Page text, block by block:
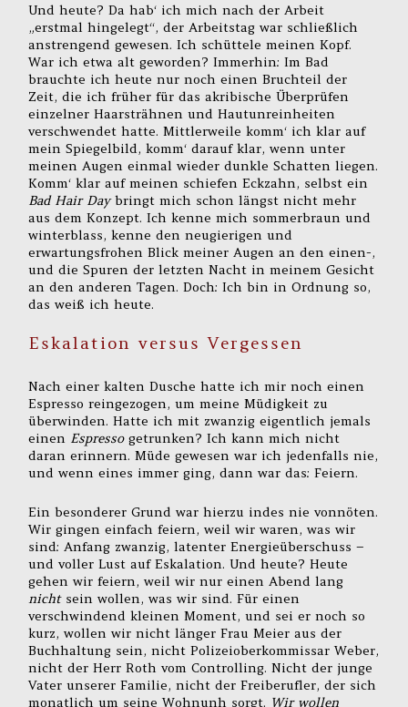
Und heute? Da hab‘ ich mich nach der Arbeit
„erstmal hingelegt“, der Arbeitstag war schließlich
anstrengend gewesen. Ich schüttele meinen Kopf.
War ich etwa alt geworden? Immerhin: Im Bad
brauchte ich heute nur noch einen Bruchteil der
Zeit, die ich früher für das akribische Überprüfen
einzelner Haarsträhnen und Hautunreinheiten
verschwendet hatte. Mittlerweile komm‘ ich klar auf
mein Spiegelbild, komm‘ darauf klar, wenn unter
meinen Augen einmal wieder dunkle Schatten liegen.
Komm‘ klar auf meinen schiefen Eckzahn, selbst ein
Bad Hair Daybringt mich schon längst nicht mehr
aus dem Konzept. Ich kenne mich sommerbraun und
winterblass, kenne den neugierigen und
erwartungsfrohen Blick meiner Augen an den einen-,
und die Spuren der letzten Nacht in meinem Gesicht
an den anderen Tagen. Doch: Ich bin in Ordnung so,
das weiß ich heute.
Eskalation versus Vergessen
Nach einer kalten Dusche hatte ich mir noch einen
Espresso reingezogen, um meine Müdigkeit zu
überwinden. Hatte ich mit zwanzig eigentlich jemals
einen Espressogetrunken? Ich kann mich nicht
daran erinnern. Müde gewesen war ich jedenfalls nie,
und wenn eines immer ging, dann war das: Feiern.
Ein besonderer Grund war hierzu indes nie vonnöten.
Wir gingen einfach feiern, weil wir waren, was wir
sind: Anfang zwanzig, latenter Energieüberschuss –
und voller Lust auf Eskalation. Und heute? Heute
gehen wir feiern, weil wir nur einen Abend lang
nichtsein wollen, was wir sind. Für einen
verschwindend kleinen Moment, und sei er noch so
kurz, wollen wir nicht länger Frau Meier aus der
Buchhaltung sein, nicht Polizeioberkommissar Weber,
nicht der Herr Roth vom Controlling. Nicht der junge
Vater unserer Familie, nicht der Freiberufler, der sich
monatlich um seine Wohnunh sorgt. Wir wollen